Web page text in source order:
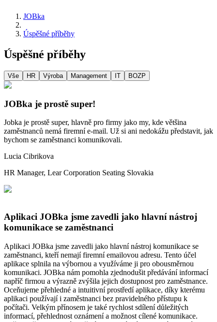
JOBka
Úspěšné příběhy
Úspěšné příběhy
Vše HR Výroba Management IT BOZP
JOBka je prostě super!
Jobka je prostě super, hlavně pro firmy jako my, kde většina
zaměstnanců nemá firemní e-mail. Už si ani nedokážu představit, jak
bychom se zaměstnanci komunikovali.
Lucia Cibrikova
HR Manager, Lear Corporation Seating Slovakia
Aplikaci JOBka jsme zavedli jako hlavní nástroj
komunikace se zaměstnanci
Aplikaci JOBka jsme zavedli jako hlavní nástroj komunikace se
zaměstnanci, kteří nemají firemní emailovou adresu. Tento účel
aplikace splnila na výbornou a využíváme ji pro obousměrnou
komunikaci. JOBka nám pomohla zjednodušit předávání informací
napříč firmou a výrazně zvýšila jejich dostupnost pro zaměstnance.
Oceňujeme přehledné a intuitivní prostředí aplikace, díky kterému
aplikaci používají i zaměstnanci bez pravidelného přístupu k
počítači. Velkým přínosem je také rychlost sdílení důležitých
informací, přehlednost oznámení a možnost cílené komunikace.